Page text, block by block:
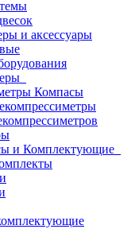
и аксессуары
Компасы
и Комплектующие